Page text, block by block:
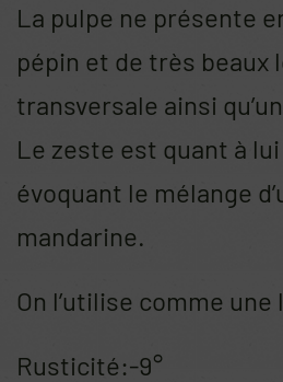
La pulpe ne présente
pépin et de très beaux
transversale ainsi
Le zeste est quant à lui
évoquant le mélange
mandarine.
On l’utilise comme
Rusticité:-9°